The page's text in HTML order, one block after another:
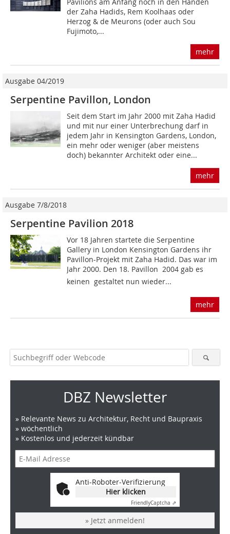
Pavilions am Anfang noch in den Händen
der Zaha Hadids, Rem Koolhaas oder
Herzog & de Meurons (oder auch Sou
Fujimoto,...
mehr
Ausgabe 04/2019
Serpentine Pavillon, London
Seit dem Start im Jahr 2000 mit Zaha Hadid
und mit nur einer Unterbrechung darf in
jedem Jahr in Kensington Gardens, London,
ein mehr oder weniger (aber meistens
doch) bekannter Architekt oder eine...
mehr
Ausgabe 7/8/2018
Serpentine Pavilion 2018
Vor 18 Jahren startete die Serpentine
Gallery in London Kensington Gardens ihr
Pavillon-Projekt mit Zaha Hadid. Das war im
Jahr 2000. Den 18. Pavillon  2004 gab es
keinen  gestaltet nun wieder...
mehr
DBZ Newsletter
» Relevante News zu Architektur, Recht und Baupraxis
» wöchentlich
» Kostenlos und jederzeit kündbar
Anti-Roboter-Verifizierung
Hier klicken
FriendlyCaptcha ⇗
» Jetzt anmelden!